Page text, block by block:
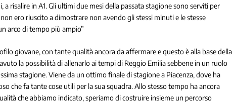
risalire in A1. Gli ultimi due mesi della passata stagione sono serviti per
ero riuscito a dimostrare non avendo gli stessi minuti e le stesse
arco di tempo più ampio”
giovane, con tante qualità ancora da affermare e questo è alla base della
la possibilità di allenarlo ai tempi di Reggio Emilia sebbene in un ruolo
stagione. Viene da un ottimo finale di stagione a Piacenza, dove ha
che fa tante cose utili per la sua squadra. Allo stesso tempo ha ancora
che abbiamo indicato, speriamo di costruire insieme un percorso